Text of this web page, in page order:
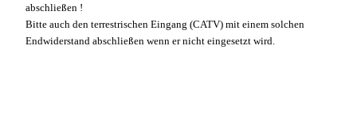
abschließen !
Bitte auch den terrestrischen Eingang (CATV) mit einem solchen
Endwiderstand abschließen wenn er nicht eingesetzt wird.